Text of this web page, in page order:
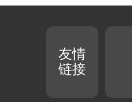
友情
链接